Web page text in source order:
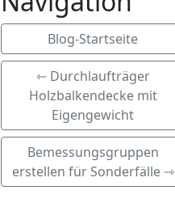
Blog-Startseite
⇽ Durchlaufträger
Holzbalkendecke mit
Eigengewicht
Bemessungsgruppen
erstellen für Sonderfälle ⇾